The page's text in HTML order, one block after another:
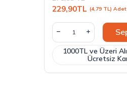
229,90TL (4,79 TL) Adet
1000TL ve Üzeri
Ücretsiz